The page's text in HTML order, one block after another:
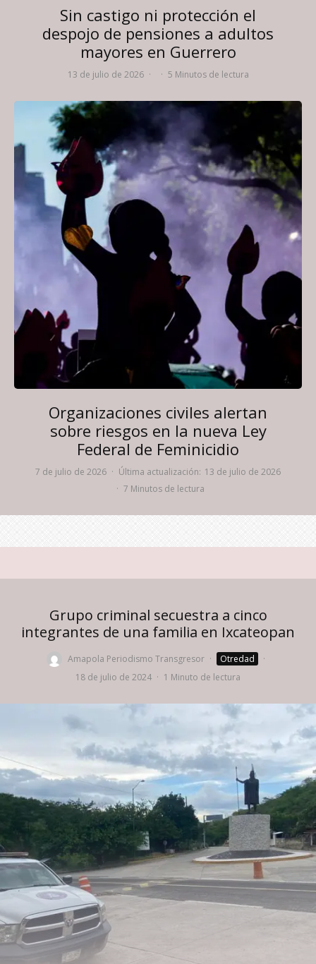
Sin castigo ni protección el
despojo de pensiones a adultos
mayores en Guerrero
13 de julio de 2026 · · 5 Minutos de lectura
Organizaciones civiles alertan
sobre riesgos en la nueva Ley
Federal de Feminicidio
7 de julio de 2026 · Última actualización: 13 de julio de 2026
· 7 Minutos de lectura
Grupo criminal secuestra a cinco
integrantes de una familia en Ixcateopan
Amapola Periodismo Transgresor · Otredad
·
18 de julio de 2024 · 1 Minuto de lectura